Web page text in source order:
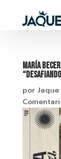
María
por Jaque|